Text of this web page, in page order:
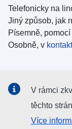
Telefonicky na
Jiný způsob, jak
Písemně, pomocí
Osobně, v
Vyhledávání
V rámci
těchto
Více